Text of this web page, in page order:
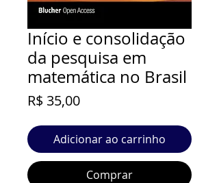
Início e consolidação
da pesquisa em
matemática no Brasil
R$ 35,00Preço
Adicionar ao carrinho
Comprar